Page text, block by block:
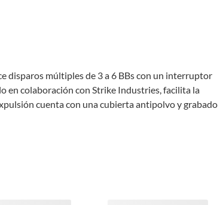
disparos múltiples de 3 a 6 BBs con un interruptor
en colaboración con Strike Industries, facilita la
cuenta con una cubierta antipolvo y grabado